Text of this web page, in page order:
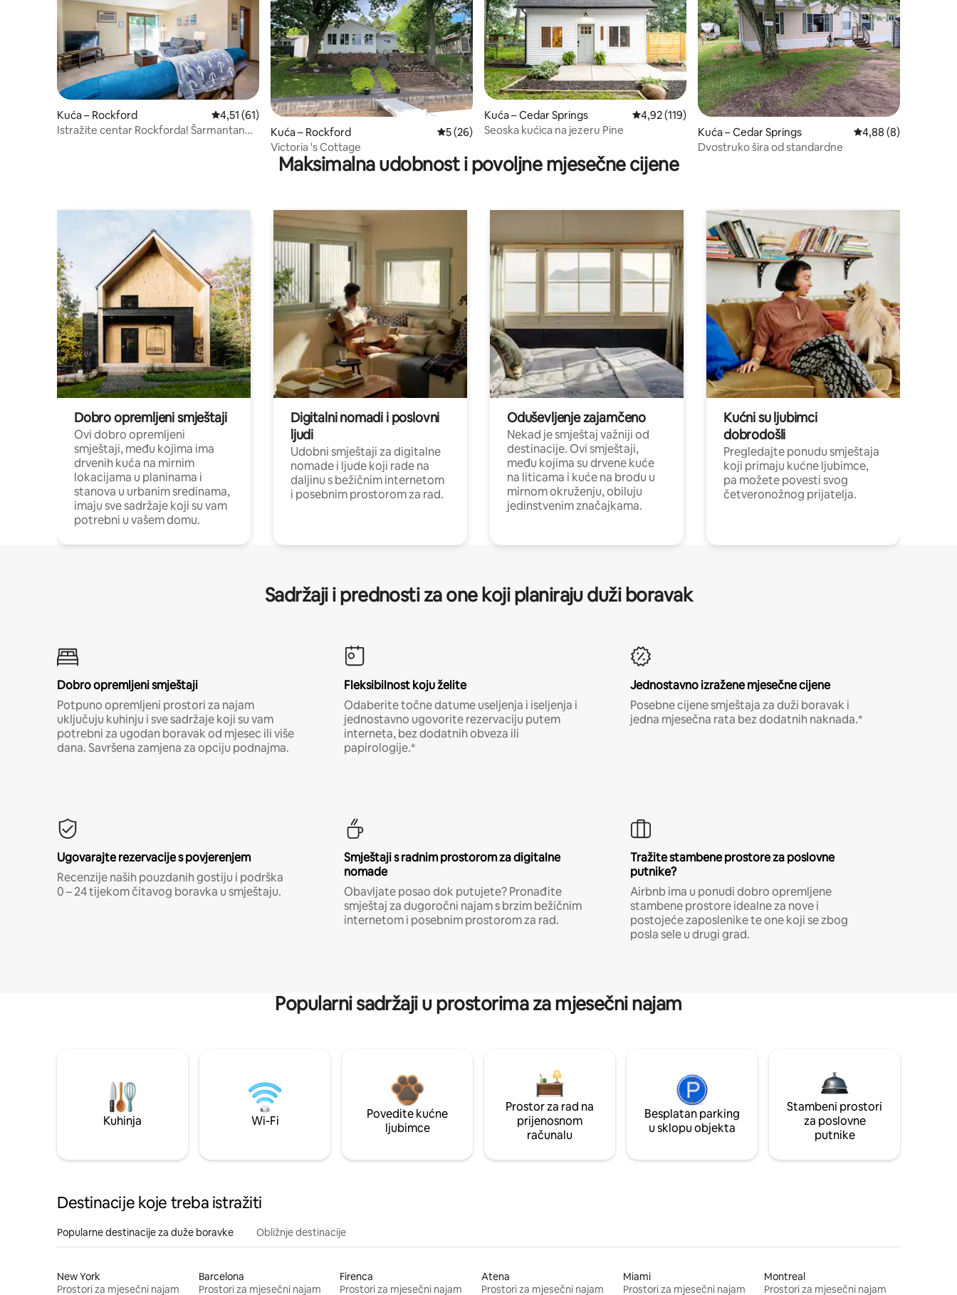
Kuća – Rockford Prosječna ocjena: 4,51/5, recenzija: 61
4,51 (61)
Istražite centar Rockforda! Šarmantan
Kuća – Rockford Prosječna ocjena: 5/5, recenzija: 26
5 (26)
Victoria 's Cottage
Kuća – Cedar Springs Prosječna ocjena: 4,92/5, recenzija: 119
4,92 (119)
Seoska kućica na jezeru Pine
Kuća – Cedar Springs Prosječna ocjena:
4,88 (8)
Dvostruko šira od standardne
Maksimalna udobnost i povoljne mjesečne cijene
Dobro opremljeni smještaji
Ovi dobro opremljeni
smještaji, među kojima ima
drvenih kuća na mirnim
lokacijama u planinama i
stanova u urbanim sredinama,
imaju sve sadržaje koji su vam
potrebni u vašem domu.
Digitalni nomadi i poslovni
ljudi
Udobni smještaji za digitalne
nomade i ljude koji rade na
daljinu s bežičnim internetom
i posebnim prostorom za rad.
Oduševljenje zajamčeno
Nekad je smještaj važniji od
destinacije. Ovi smještaji,
među kojima su drvene kuće
na liticama i kuće na brodu u
mirnom okruženju, obiluju
jedinstvenim značajkama.
Kućni su ljubimci
dobrodošli
Pregledajte ponudu smještaja
koji primaju kućne ljubimce,
pa možete povesti svog
četveronožnog prijatelja.
Sadržaji i prednosti za one koji planiraju duži boravak
Dobro opremljeni smještaji
Potpuno opremljeni prostori za najam
uključuju kuhinju i sve sadržaje koji su vam
potrebni za ugodan boravak od mjesec ili više
dana. Savršena zamjena za opciju podnajma.
Fleksibilnost koju želite
Odaberite točne datume useljenja i iseljenja i
jednostavno ugovorite rezervaciju putem
interneta, bez dodatnih obveza ili
papirologije.*
Jednostavno izražene mjesečne cijene
Posebne cijene smještaja za duži boravak i
jedna mjesečna rata bez dodatnih naknada.*
Ugovarajte rezervacije s povjerenjem
Recenzije naših pouzdanih gostiju i podrška
0 – 24 tijekom čitavog boravka u smještaju.
Smještaji s radnim prostorom za digitalne
nomade
Obavljate posao dok putujete? Pronađite
smještaj za dugoročni najam s brzim bežičnim
internetom i posebnim prostorom za rad.
Tražite stambene prostore za poslovne
putnike?
Airbnb ima u ponudi dobro opremljene
stambene prostore idealne za nove i
postojeće zaposlenike te one koji se zbog
posla sele u drugi grad.
Popularni sadržaji u prostorima za mjesečni najam
Kuhinja Wi-Fi
Povedite kućne
ljubimce
Prostor za rad na
prijenosnom
računalu
Besplatan parking
u sklopu objekta
Stambeni prostori
za poslovne
putnike
Destinacije koje treba istražiti
Popularne destinacije za duže boravke Obližnje destinacije
New York
Prostori za mjesečni najam
Barcelona
Prostori za mjesečni najam
Firenca
Prostori za mjesečni najam
Atena
Prostori za mjesečni najam
Miami
Prostori za mjesečni najam
Montreal
Prostori za mjesečni najam